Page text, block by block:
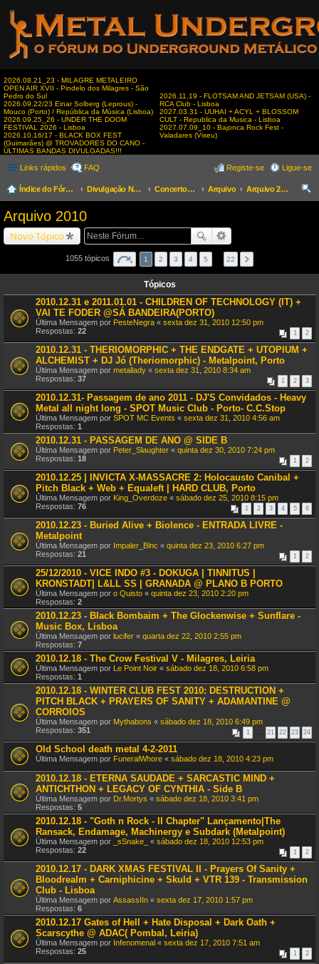
2026.08.21_23 - MILAGRE METALEIRO
OPEN AIR XVII - Pindelo dos Milagres - São
Pedro do Sul
2026.09.22/23 Einar Solberg (Leprous) -
Mouco (Porto) / República da Música (Lisboa)
2026.09.25_26 - UNDER THE DOOM
FESTIVAL 2026 - Lisboa
2026.10.16/17 - BLACK BOX FEST
(Guimarães) @ TROVADORES DO CANO -
ÚLTIMAS BANDAS DIVULGADAS!!!
2026.11.19 - FLOTSAM AND JETSAM (USA) -
RCA Club - Lisboa
2027.03.31 - UUHAI + ACYL + BLOSSOM
CULT - Republica da Musica - Lisboa
2027.07.09_10 - Bajonca Rock Fest -
Valadares (Viseu)
Links rápidos FAQ Ligue-se
Registe-se
Índice do Fórum Divulgação Nacional Concertos & Eventos Arquivo
Arquivo 2010
Arquivo 2010
Novo Tópico
1055 tópicos 1 2 3 4 5 22
Tópicos
2010.12.31 e 2011.01.01 - CHILDREN OF TECHNOLOGY (IT) +
VAI TE FODER @SÁ BANDEIRA(PORTO)
Última Mensagem por PesteNegra « sexta dez 31, 2010 12:50 pm
Respostas: 22 1 2
2010.12.31 - THERIOMORPHIC + THE ENDGATE + UTOPIUM +
ALCHEMIST + DJ Jó (Theriomorphic) - Metalpoint, Porto
Última Mensagem por metallady « sexta dez 31, 2010 8:34 am
Respostas: 37 1 2 3
2010.12.31- Passagem de ano 2011 - DJ'S Convidados - Heavy
Metal all night long - SPOT Music Club - Porto- C.C.Stop
Última Mensagem por SPOT MC Events « sexta dez 31, 2010 4:56 am
Respostas: 1
2010.12.31 - PASSAGEM DE ANO @ SIDE B
Última Mensagem por Peter_Slaughter « quinta dez 30, 2010 7:24 pm
Respostas: 18 1 2
2010.12.25 | INVICTA X-MASSACRE 2: Holocausto Canibal +
Pitch Black + Web + Equaleft | HARD CLUB, Porto
Última Mensagem por King_Overdoze « sábado dez 25, 2010 8:15 pm
Respostas: 76 1 2 3 4 5 6
2010.12.23 - Buried Alive + Biolence - ENTRADA LIVRE -
Metalpoint
Última Mensagem por Impaler_Blnc « quinta dez 23, 2010 6:27 pm
Respostas: 21 1 2
25/12/2010 - VICE INDO #3 - DOKUGA | TINNITUS |
KRONSTADT| L&LL SS | GRANADA @ PLANO B PORTO
Última Mensagem por o Quisto « quinta dez 23, 2010 2:20 pm
Respostas: 2
2010.12.23 - Black Bombaim + The Glockenwise + Sunflare -
Music Box, Lisboa
Última Mensagem por lucifer « quarta dez 22, 2010 2:55 pm
Respostas: 7
2010.12.18 - The Crow Festival V - Milagres, Leiria
Última Mensagem por Le Point Noir « sábado dez 18, 2010 6:58 pm
Respostas: 1
2010.12.18 - WINTER CLUB FEST 2010: DESTRUCTION +
PITCH BLACK + PRAYERS OF SANITY + ADAMANTINE @
CORROIOS
Última Mensagem por Mythabons « sábado dez 18, 2010 6:49 pm
Respostas: 351 1 … 21 22 23 24
Old School death metal 4-2-2011
Última Mensagem por FuneralWhore « sábado dez 18, 2010 4:23 pm
2010.12.18 - ETERNA SAUDADE + SARCASTIC MIND +
ANTICHTHON + LEGACY OF CYNTHIA - Side B
Última Mensagem por Dr.Mortys « sábado dez 18, 2010 3:41 pm
Respostas: 5
2010.12.18 - "Goth n Rock - II Chapter" Lançamento|The
Ransack, Endamage, Machinergy e Subdark (Metalpoint)
Última Mensagem por _sSnake_ « sábado dez 18, 2010 12:53 pm
Respostas: 22 1 2
2010.12.17 - DARK XMAS FESTIVAL II - Prayers Of Sanity +
Bloodrealm + Carniphicine + Skuld + VTR 139 - Transmission
Club - Lisboa
Última Mensagem por AssassIIn « sexta dez 17, 2010 1:57 pm
Respostas: 6
2010.12.17 Gates of Hell + Hate Disposal + Dark Oath +
Scarscythe @ ADAC( Pombal, Leiria)
Última Mensagem por Infenomenal « sexta dez 17, 2010 7:51 am
Respostas: 25 1 2